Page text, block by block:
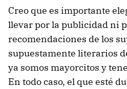
Creo que es importante
llevar por la publicidad ni
recomendaciones de los
supuestamente literarios
ya somos mayorcitos y
En todo caso, el que esté